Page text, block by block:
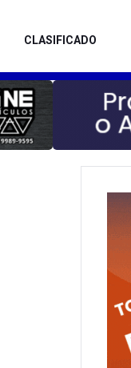
CLASIFICADO